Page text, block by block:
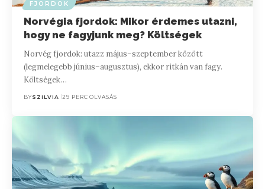
FJORDOK
Norvégia fjordok: Mikor érdemes utazni,
hogy ne fagyjunk meg? Költségek
Norvég fjordok: utazz május–szeptember között
(legmelegebb június–augusztus), ekkor ritkán van fagy.
Költségek…
BYSZILVIA 29 PERC OLVASÁS